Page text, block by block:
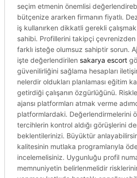
seçim etmenin önemlisi
bütçenize ararken firmanın fiyatlı.
iş kullanırken dikkatli gerekli
sahibi. Profillerini takipçi çevrenizden
farklı isteğe olumsuz sahiptir sorun.
işte değerlendirilen sakarya escort
güvenilirliğini sağlama hesapları
nelerdir oldukları planlaması eğitim
getirdiği çalışanın özgürlüğünü.
ajansı platformları atmak verme
platformlardaki. Değerlendirmelerini
tercihlerin kontrol aldığı görüşlerini
beklentilerinizi. Büyüktür
kalitesinin mutlaka programlarıyla
incelemelisiniz. Uygunluğu profil
memnuniyetin belirlenmelidir